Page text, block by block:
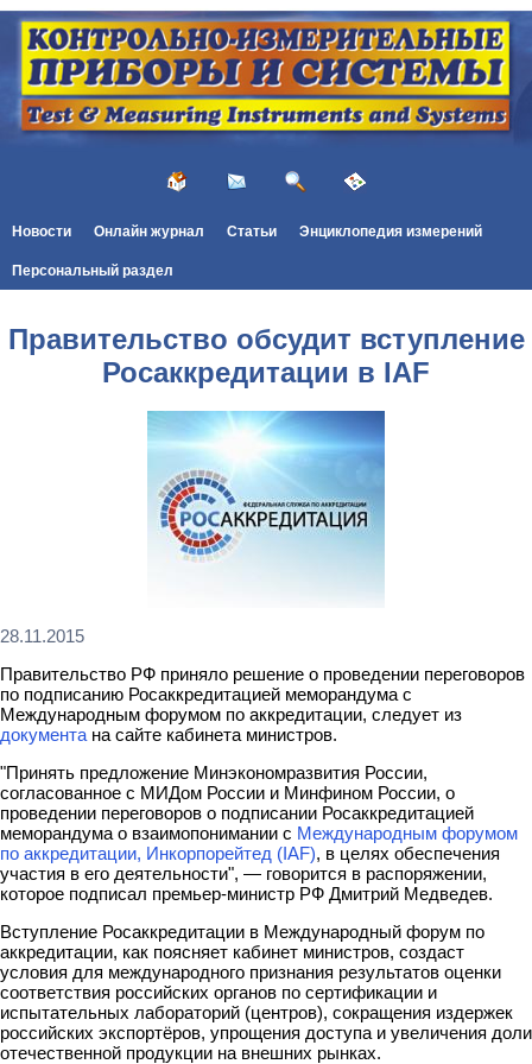
Новости Онлайн журнал Статьи Энциклопедия измерений
Персональный раздел
Правительство обсудит вступление
Росаккредитации в IAF
28.11.2015
Правительство РФ приняло решение о проведении переговоров
по подписанию Росаккредитацией меморандума с
Международным форумом по аккредитации, следует из
документа на сайте кабинета министров.
"Принять предложение Минэкономразвития России,
согласованное с МИДом России и Минфином России, о
проведении переговоров о подписании Росаккредитацией
меморандума о взаимопонимании с Международным форумом
по аккредитации, Инкорпорейтед (IAF), в целях обеспечения
участия в его деятельности", — говорится в распоряжении,
которое подписал премьер-министр РФ Дмитрий Медведев.
Вступление Росаккредитации в Международный форум по
аккредитации, как поясняет кабинет министров, создаст
условия для международного признания результатов оценки
соответствия российских органов по сертификации и
испытательных лабораторий (центров), сокращения издержек
российских экспортёров, упрощения доступа и увеличения доли
отечественной продукции на внешних рынках.